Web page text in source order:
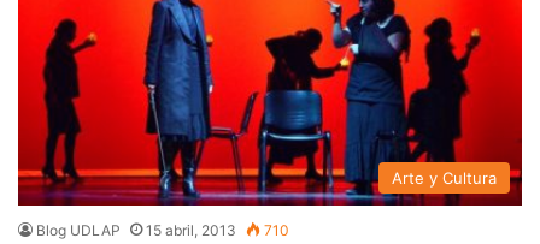
Arte y Cultura
Blog UDLAP 15 abril, 2013 710